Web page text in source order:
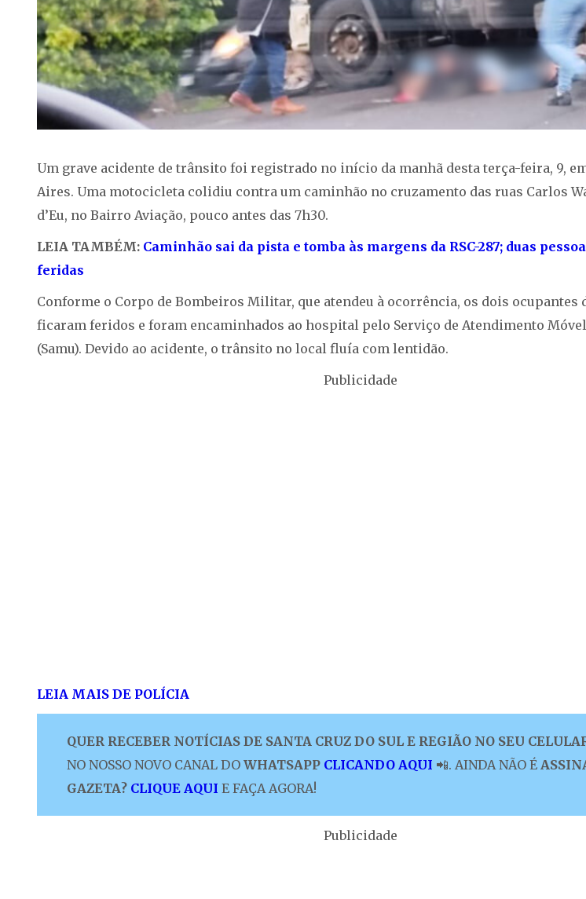
Um grave acidente de trânsito foi registrado no início da manhã desta terça-feira, 9,
Aires. Uma motocicleta colidiu contra um caminhão no cruzamento das ruas Carlos
d’Eu, no Bairro Aviação, pouco antes das 7h30.
LEIA TAMBÉM: Caminhão sai da pista e tomba às margens da RSC-287; duas
feridas
Conforme o Corpo de Bombeiros Militar, que atendeu à ocorrência, os dois ocupantes
ficaram feridos e foram encaminhados ao hospital pelo Serviço de Atendimento
(Samu). Devido ao acidente, o trânsito no local fluía com lentidão.
Publicidade
LEIA MAIS DE POLÍCIA
QUER RECEBER NOTÍCIAS DE SANTA CRUZ DO SUL E REGIÃO NO SEU
NO NOSSO NOVO CANAL DO WHATSAPP CLICANDO AQUI 📲. AINDA NÃO É
GAZETA? CLIQUE AQUI E FAÇA AGORA!
Publicidade